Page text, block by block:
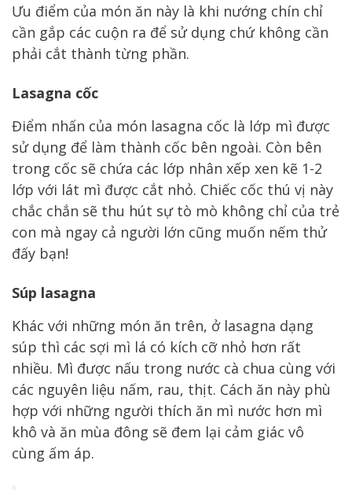
Ưu điểm của món ăn này là khi nướng chín chỉ
cần gắp các cuộn ra để sử dụng chứ không cần
phải cắt thành từng phần.
Lasagna cốc
Điểm nhấn của món lasagna cốc là lớp mì được
sử dụng để làm thành cốc bên ngoài. Còn bên
trong cốc sẽ chứa các lớp nhân xếp xen kẽ 1-2
lớp với lát mì được cắt nhỏ. Chiếc cốc thú vị này
chắc chắn sẽ thu hút sự tò mò không chỉ của trẻ
con mà ngay cả người lớn cũng muốn nếm thử
đấy bạn!
Súp lasagna
Khác với những món ăn trên, ở lasagna dạng
súp thì các sợi mì lá có kích cỡ nhỏ hơn rất
nhiều. Mì được nấu trong nước cà chua cùng với
các nguyên liệu nấm, rau, thịt. Cách ăn này phù
hợp với những người thích ăn mì nước hơn mì
khô và ăn mùa đông sẽ đem lại cảm giác vô
cùng ấm áp.